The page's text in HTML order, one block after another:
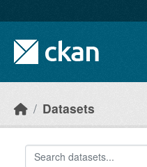
Datasets